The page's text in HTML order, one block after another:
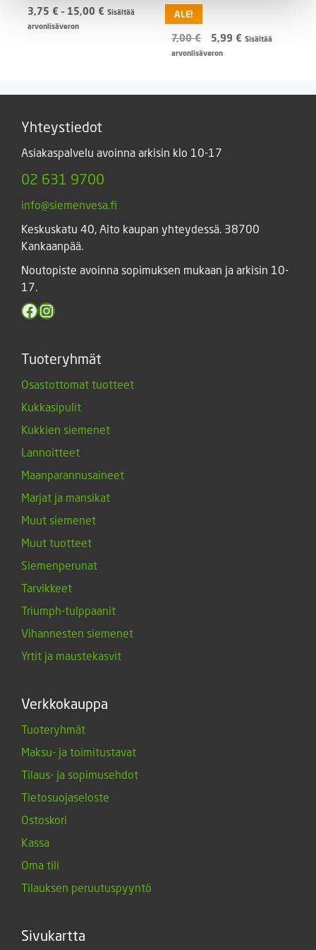
3,75 € – 15,00 € Hintaluokka:
Sisältää
arvonlisäveron
ALE!
7,00€
Alkuperäinen
hinta
5,99 € Nykyinen
Sisältää
arvonlisäveron
Yhteystiedot
Asiakaspalvelu avoinna arkisin klo 10-17
02 631 9700
info@siemenvesa.fi
Keskuskatu 40, Aito kaupan yhteydessä. 38700
Kankaanpää.
Noutopiste avoinna sopimuksen mukaan ja arkisin 10-
17.
Facebook
Instagram
Tuoteryhmät
Osastottomat tuotteet
Kukkasipulit
Kukkien siemenet
Lannoitteet
Maanparannusaineet
Marjat ja mansikat
Muut siemenet
Muut tuotteet
Siemenperunat
Tarvikkeet
Triumph-tulppaanit
Vihannesten siemenet
Yrtit ja maustekasvit
Verkkokauppa
Tuoteryhmät
Maksu- ja toimitustavat
Tilaus- ja sopimusehdot
Tietosuojaseloste
Ostoskori
Kassa
Oma tili
Tilauksen peruutuspyyntö
Sivukartta